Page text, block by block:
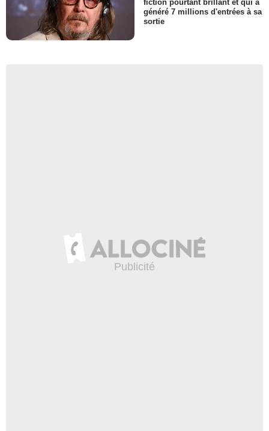
fiction pourtant brillant et qui a
généré 7 millions d'entrées à sa
sortie